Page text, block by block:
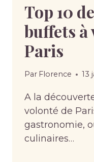
Top 10
buffets à
Paris
Par Florence 13
A la
volonté de
gastronomie,
culinaires…